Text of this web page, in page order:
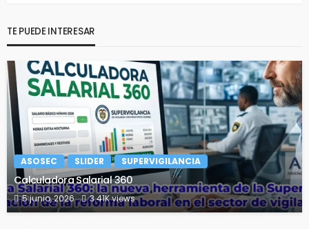
TE PUEDE INTERESAR
ASOSEC SLIDER SUPERVIGILANCIA
Calculadora Salarial 360
5 junio, 2026 3.41K views